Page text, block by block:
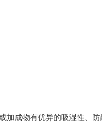
加成物有优异的吸湿性、